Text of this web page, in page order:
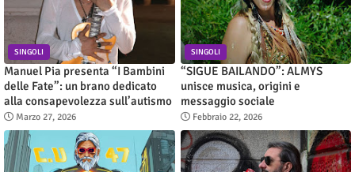
SINGOLI
Manuel Pia presenta “I Bambini
delle Fate”: un brano dedicato
alla consapevolezza sull’autismo
Marzo 27, 2026
SINGOLI
“SIGUE BAILANDO”: ALMYS
unisce musica, origini e
messaggio sociale
Febbraio 22, 2026